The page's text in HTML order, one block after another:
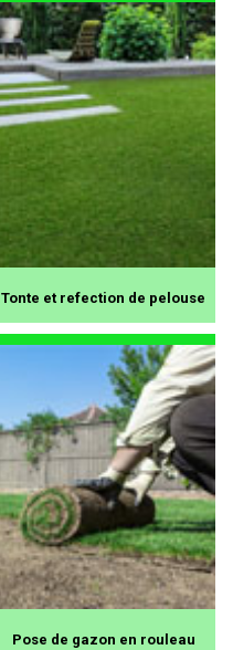
Tonte et refection de pelouse
Pose de gazon en rouleau